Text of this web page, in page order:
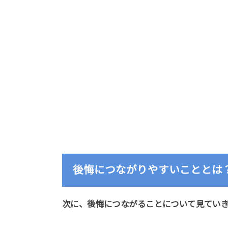
後悔につながりやすいこととは
次に、後悔につながることについて見ていき